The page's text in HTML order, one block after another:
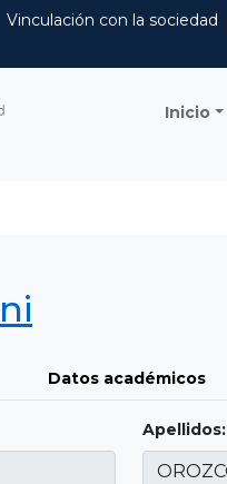
Vinculación con la sociedad
Inicio
Datos académicos
Apellidos: